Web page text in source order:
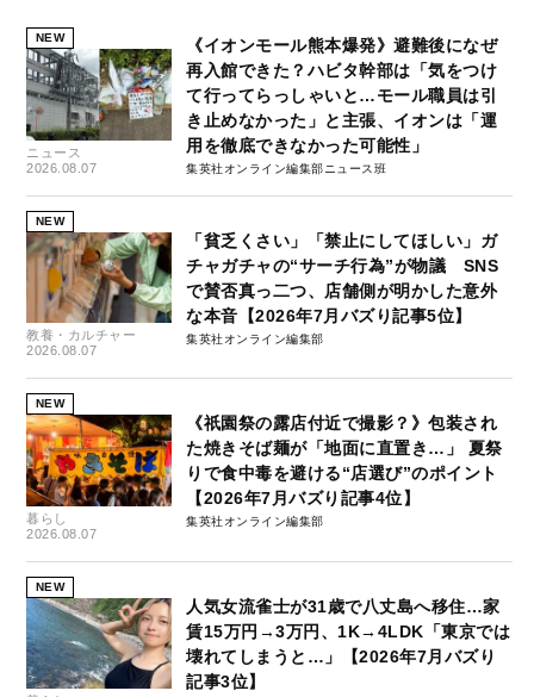
NEW
ニュース
2026.08.07
《イオンモール熊本爆発》避難後になぜ
再入館できた？ハビタ幹部は「気をつけ
て行ってらっしゃいと…モール職員は引
き止めなかった」と主張、イオンは「運
用を徹底できなかった可能性」
集英社オンライン編集部ニュース班
NEW
教養・カルチャー
2026.08.07
「貧乏くさい」「禁止にしてほしい」ガ
チャガチャの“サーチ行為”が物議 SNS
で賛否真っ二つ、店舗側が明かした意外
な本音【2026年7月バズり記事5位】
集英社オンライン編集部
NEW
暮らし
2026.08.07
《祇園祭の露店付近で撮影？》包装され
た焼きそば麺が「地面に直置き…」 夏祭
りで食中毒を避ける“店選び”のポイント
【2026年7月バズり記事4位】
集英社オンライン編集部
NEW
人気女流雀士が31歳で八丈島へ移住…家
賃15万円→3万円、1K→4LDK「東京では
壊れてしまうと…」【2026年7月バズり
記事3位】